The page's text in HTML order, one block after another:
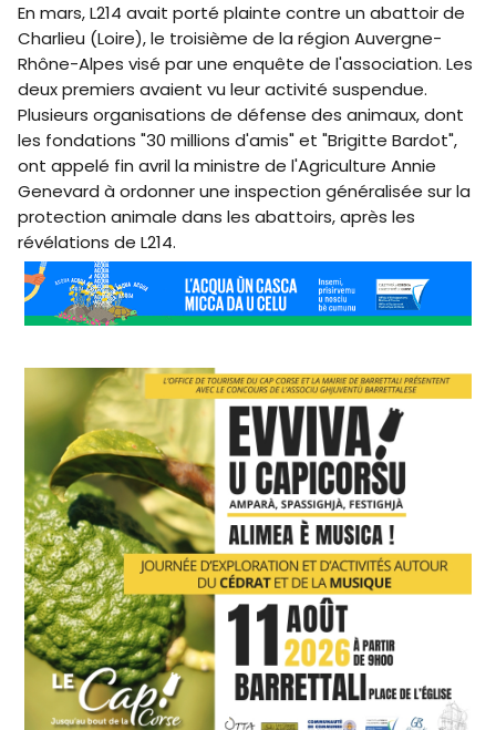
En mars, L214 avait porté plainte contre un abattoir de
Charlieu (Loire), le troisième de la région Auvergne-
Rhône-Alpes visé par une enquête de l'association. Les
deux premiers avaient vu leur activité suspendue.
Plusieurs organisations de défense des animaux, dont
les fondations "30 millions d'amis" et "Brigitte Bardot",
ont appelé fin avril la ministre de l'Agriculture Annie
Genevard à ordonner une inspection généralisée sur la
protection animale dans les abattoirs, après les
révélations de L214.